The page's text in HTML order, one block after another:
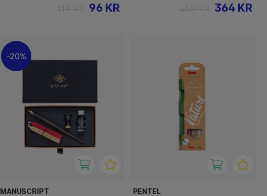
96 KR 364 KR
20%
MANUSCRIPT PENTEL